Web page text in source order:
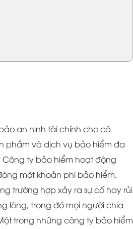
an ninh tài chính cho cá
phẩm và dịch vụ bảo hiểm đa
ty bảo hiểm hoạt động
một khoản phí bảo hiểm,
trường hợp xảy ra sự cố hay rủi
lòng, trong đó mọi người chia
trong những công ty bảo hiểm